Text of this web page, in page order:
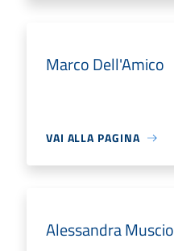
Marco Dell'Amico
VAI ALLA PAGINA
Alessandra Muscio